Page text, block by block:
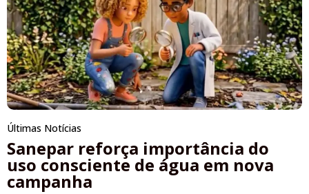
Últimas Notícias
Sanepar reforça importância do
uso consciente de água em nova
campanha